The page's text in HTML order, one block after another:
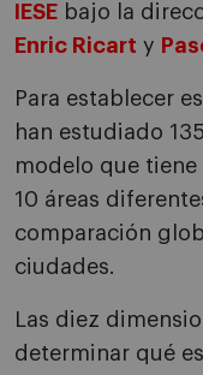
IESE bajo la
Enric Ricart y
Para establecer
han estudiado
modelo que
10 áreas
comparación
ciudades.
Las diez
determinar qué